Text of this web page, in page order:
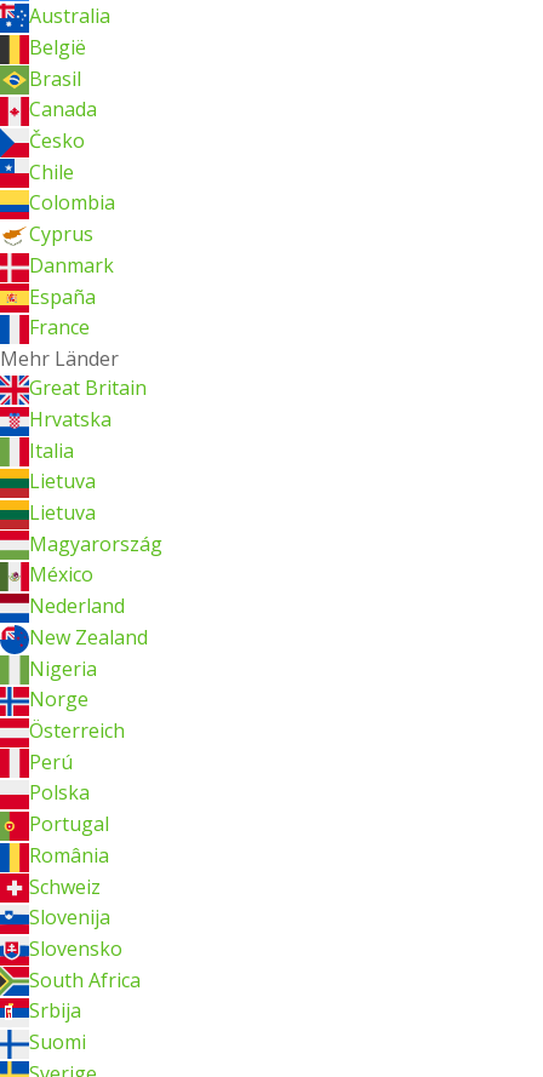
Australia
België
Brasil
Canada
Česko
Chile
Colombia
Cyprus
Danmark
España
France
Mehr Länder
Great Britain
Hrvatska
Italia
Lietuva
Lietuva
Magyarország
México
Nederland
New Zealand
Nigeria
Norge
Österreich
Perú
Polska
Portugal
România
Schweiz
Slovenija
Slovensko
South Africa
Srbija
Suomi